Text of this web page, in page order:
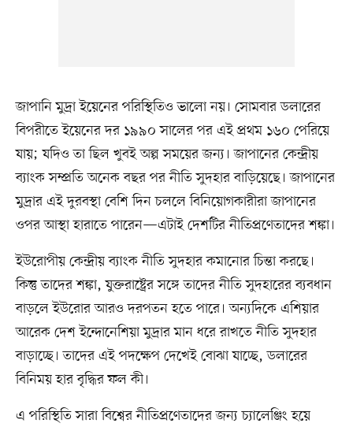
জাপানি মুদ্রা ইয়েনের পরিস্থিতিও ভালো নয়। সোমবার ডলারের
বিপরীতে ইয়েনের দর ১৯৯০ সালের পর এই প্রথম ১৬০ পেরিয়ে
যায়; যদিও তা ছিল খুবই অল্প সময়ের জন্য। জাপানের কেন্দ্রীয়
ব্যাংক সম্প্রতি অনেক বছর পর নীতি সুদহার বাড়িয়েছে। জাপানের
মুদ্রার এই দুরবস্থা বেশি দিন চললে বিনিয়োগকারীরা জাপানের
ওপর আস্থা হারাতে পারেন—এটাই দেশটির নীতিপ্রণেতাদের শঙ্কা।
ইউরোপীয় কেন্দ্রীয় ব্যাংক নীতি সুদহার কমানোর চিন্তা করছে।
কিন্তু তাদের শঙ্কা, যুক্তরাষ্ট্রের সঙ্গে তাদের নীতি সুদহারের ব্যবধান
বাড়লে ইউরোর আরও দরপতন হতে পারে। অন্যদিকে এশিয়ার
আরেক দেশ ইন্দোনেশিয়া মুদ্রার মান ধরে রাখতে নীতি সুদহার
বাড়াচ্ছে। তাদের এই পদক্ষেপ দেখেই বোঝা যাচ্ছে, ডলারের
বিনিময় হার বৃদ্ধির ফল কী।
এ পরিস্থিতি সারা বিশ্বের নীতিপ্রণেতাদের জন্য চ্যালেঞ্জিং হয়ে